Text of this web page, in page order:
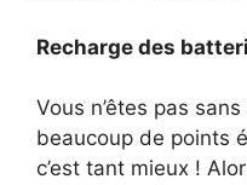
Recharge des
Vous n’êtes pas sans
beaucoup de points
c’est tant mieux !